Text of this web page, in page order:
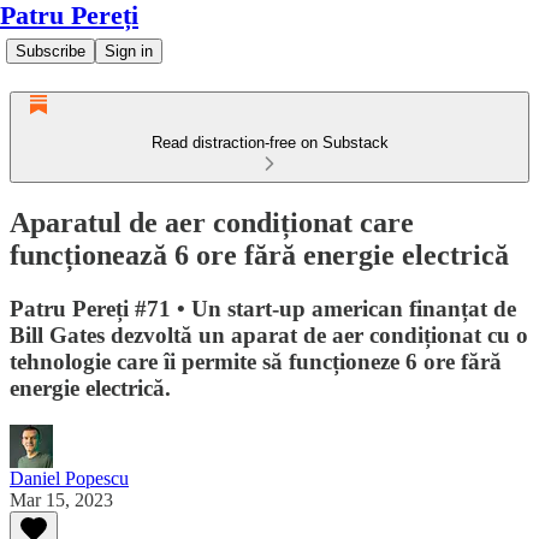
Patru Pereți
Subscribe Sign in
Read distraction-free on Substack
Aparatul de aer condiționat care
funcționează 6 ore fără energie electrică
Patru Pereți #71 • Un start-up american finanțat de
Bill Gates dezvoltă un aparat de aer condiționat cu o
tehnologie care îi permite să funcționeze 6 ore fără
energie electrică.
Daniel Popescu
Mar 15, 2023